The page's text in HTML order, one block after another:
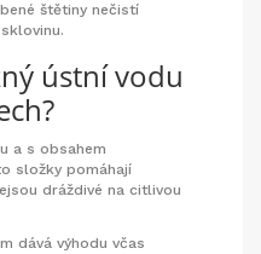
štětiny nečistí
ústní vodu
a s obsahem
složky pomáhají
dráždivé na citlivou
dává výhodu včas